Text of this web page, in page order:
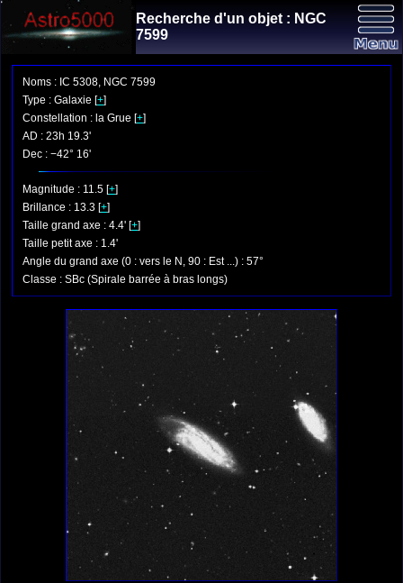
Recherche d'un objet : NGC
7599
Noms : IC 5308, NGC 7599
Type : Galaxie [+]
Constellation : la Grue [+]
AD : 23h 19.3'
Dec : −42° 16'
Magnitude : 11.5 [+]
Brillance : 13.3 [+]
Taille grand axe : 4.4' [+]
Taille petit axe : 1.4'
Angle du grand axe (0 : vers le N, 90 : Est ...) : 57°
Classe : SBc (Spirale barrée à bras longs)